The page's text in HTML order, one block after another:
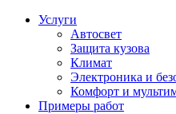
Услуги
Автосвет
Защита кузова
Климат
Электроника и
Комфорт и
Примеры работ